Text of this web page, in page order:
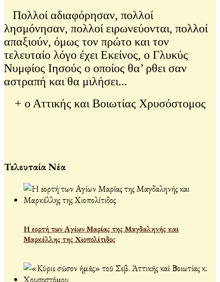
Πολλοί αδιαφόρησαν, πολλοί
λησμόνησαν, πολλοί ειρωνεύονται, πολλοί
απαξιούν, όμως τον πρώτο και τον
τελευταίο λόγο έχει Εκείνος, ο Γλυκύς
Νυμφίος Ιησούς ο οποίος θα’ ρθει σαν
αστραπή και θα μιλήσει...
+ ο Αττικής και Βοιωτίας Χρυσόστομος
Τελευταία Νέα
Η εορτή των Αγίων Μαρίας της Μαγδαληνής και
Μαρκέλλης της Χιοπολίτιδος